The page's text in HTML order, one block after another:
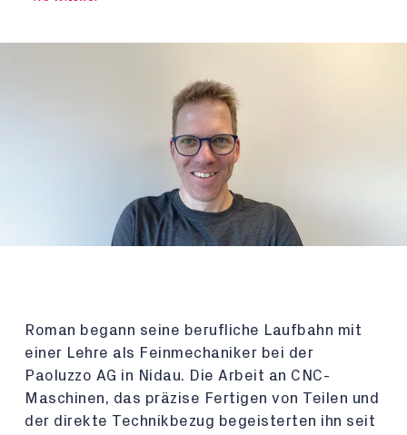
Roman begann seine berufliche Laufbahn mit
einer Lehre als Feinmechaniker bei der
Paoluzzo AG in Nidau. Die Arbeit an CNC-
Maschinen, das präzise Fertigen von Teilen und
der direkte Technikbezug begeisterten ihn seit